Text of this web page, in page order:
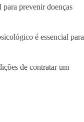
prevenir doenças
é essencial para
de contratar um